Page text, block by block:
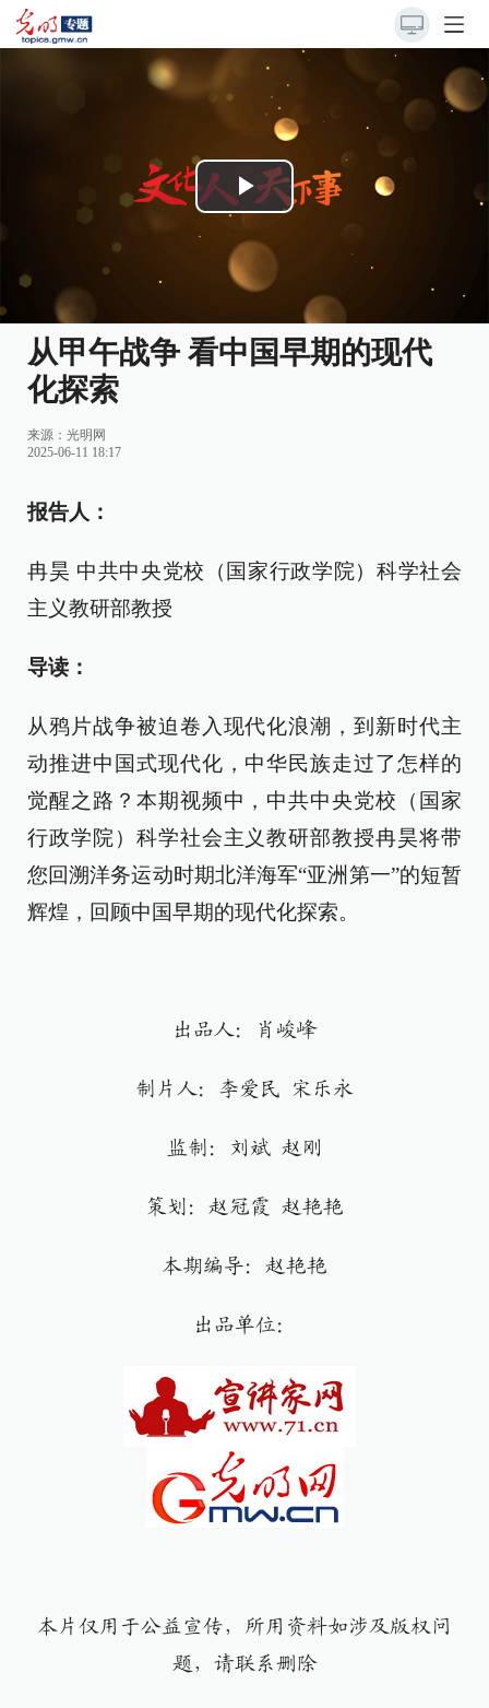
Play
Video
从甲午战争 看中国早期的现代
化探索
来源： 光明网
2025-06-11 18:17
报告人：
冉昊 中共中央党校（国家行政学院）科学社会
主义教研部教授
导读：
从鸦片战争被迫卷入现代化浪潮，到新时代主
动推进中国式现代化，中华民族走过了怎样的
觉醒之路？本期视频中，中共中央党校（国家
行政学院）科学社会主义教研部教授冉昊将带
您回溯洋务运动时期北洋海军“亚洲第一”的短暂
辉煌，回顾中国早期的现代化探索。
出品人：肖峻峰
制片人：李爱民 宋乐永
监制：刘斌 赵刚
策划：赵冠霞 赵艳艳
本期编导：赵艳艳
出品单位：
本片仅用于公益宣传，所用资料如涉及版权问
题，请联系删除